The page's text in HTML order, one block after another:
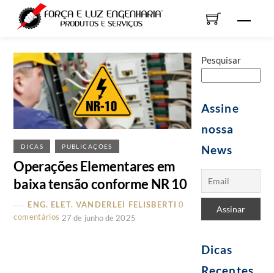
DICAS PUBLICAÇÕES
Operações Elementares em
baixa tensão conforme NR 10
ENG. ELET. VANDERLEI FELISBERTI 0
comentários 27 de junho de 2025
Pesquisar
Assine
nossa
News
Dicas
Recentes